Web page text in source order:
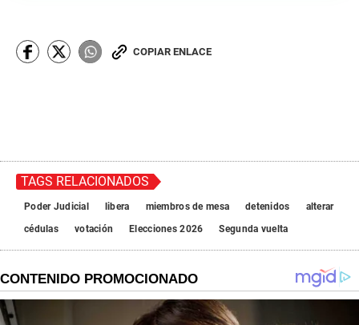
COPIAR ENLACE
TAGS RELACIONADOS
Poder Judicial libera miembros de mesa detenidos
alterar
cédulas
votación Elecciones 2026 Segunda vuelta